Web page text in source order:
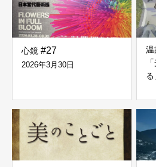
心鏡 #27
2026年3月30日
温
る